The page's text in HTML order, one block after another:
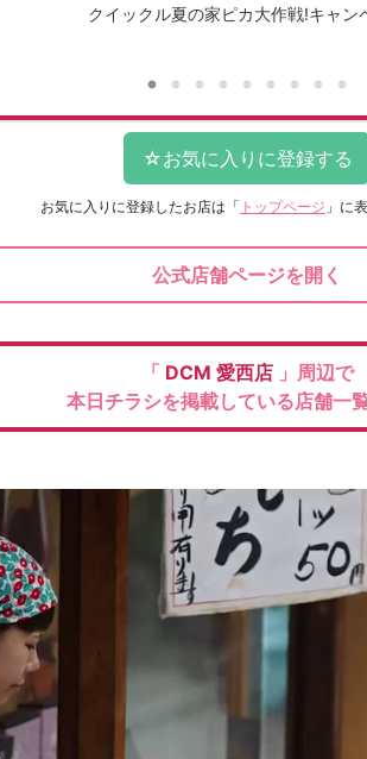
クイックル夏の家ピカ大作戦!キャン
お気に入りに登録したお店は 「 トップページ 」に
公式店舗ページを開く
「 DCM 愛西店 」周辺で
本日チラシを掲載している店舗一